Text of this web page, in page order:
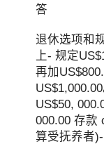
答
退休选项和
上- 规定
再加
US$50,
000.00 存款
算受抚养者